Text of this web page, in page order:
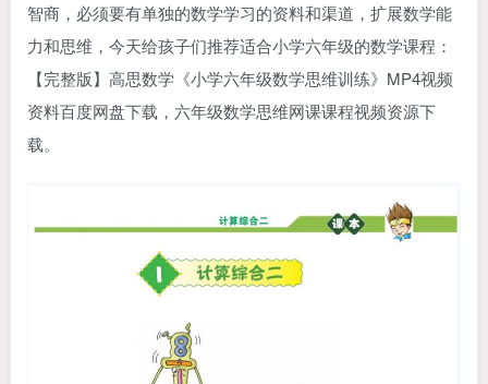
智商，必须要有单独的数学学习的资料和渠道，扩展数学能
力和思维，今天给孩子们推荐适合小学六年级的数学课程：
【完整版】 高思数学 《小学六年级数学思维训练》MP4视频
资料百度网盘下载，六年级数学思维网课课程视频资源下
载。